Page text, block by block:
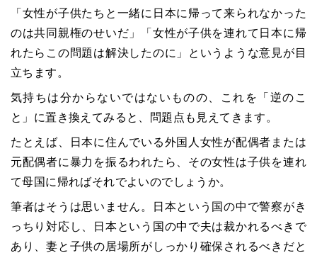
「女性が子供たちと一緒に日本に帰って来られなかった
のは共同親権のせいだ」「女性が子供を連れて日本に帰
れたらこの問題は解決したのに」というような意見が目
立ちます。
気持ちは分からないではないものの、これを「逆のこ
と」に置き換えてみると、問題点も見えてきます。
たとえば、日本に住んでいる外国人女性が配偶者または
元配偶者に暴力を振るわれたら、その女性は子供を連れ
て母国に帰ればそれでよいのでしょうか。
筆者はそうは思いません。日本という国の中で警察がき
っちり対応し、日本という国の中で夫は裁かれるべきで
あり、妻と子供の居場所がしっかり確保されるべきだと